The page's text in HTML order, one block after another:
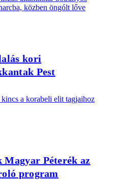
közben öngólt lőve
kori
Pest
a korabeli elit tagjaihoz
Magyar Péterék az
program